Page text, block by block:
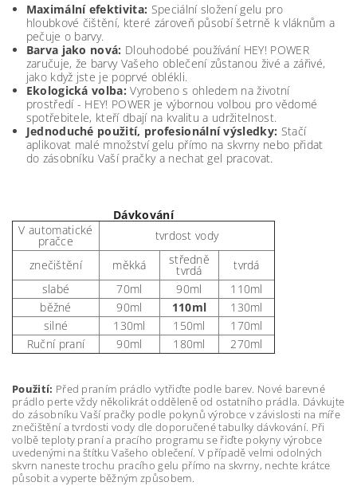
Maximální efektivita: Speciální složení gelu pro
hloubkové čištění, které zároveň působí šetrně k vláknům a
pečuje o barvy.
Barva jako nová: Dlouhodobé používání HEY! POWER
zaručuje, že barvy Vašeho oblečení zůstanou živé a zářivé,
jako když jste je poprvé oblékli.
Ekologická volba: Vyrobeno s ohledem na životní
prostředí - HEY! POWER je výbornou volbou pro vědomé
spotřebitele, kteří dbají na kvalitu a udržitelnost.
Jednoduché použití, profesionální výsledky: Stačí
aplikovat malé množství gelu přímo na skvrny nebo přidat
do zásobníku Vaší pračky a nechat gel pracovat.
Dávkování
V automatické
pračce
tvrdost vody
znečištění
měkká středně
tvrdá
tvrdá
slabé
70ml 90ml
110ml
běžné
90ml 110ml
130ml
silné
130ml 150ml
170ml
Ruční praní
90ml 180ml 270ml
Použití: Před praním prádlo vytřiďte podle barev. Nové barevné
prádlo perte vždy několikrát odděleně od ostatního prádla. Dávkujte
do zásobníku Vaší pračky podle pokynů výrobce v závislosti na míře
znečištění a tvrdosti vody dle doporučené tabulky dávkování. Při
volbě teploty praní a pracího programu se řiďte pokyny výrobce
uvedenými na štítku Vašeho oblečení. V případě velmi odolných
skvrn naneste trochu pracího gelu přímo na skvrny, nechte krátce
působit a vyperte běžným způsobem.